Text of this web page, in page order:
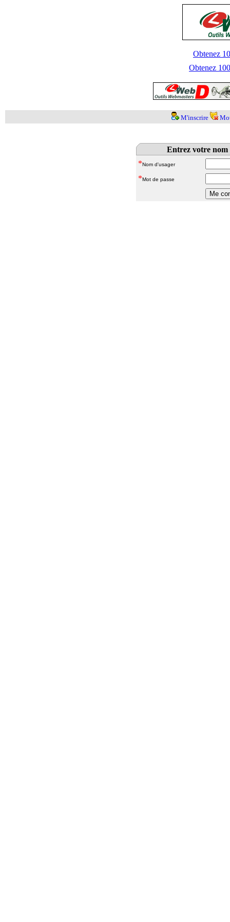
Obtenez
Obtenez
M'inscrire
Entrez votre nom
*Nom d'usager
*Mot de passe